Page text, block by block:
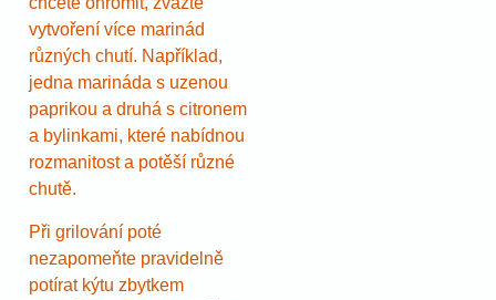
vytvoření více marinád
různých chutí. Například,
jedna marináda s uzenou
paprikou a druhá s citronem
a bylinkami, které nabídnou
rozmanitost a potěší různé
chutě.
Při grilování poté
nezapomeňte pravidelně
potírat kýtu zbytkem